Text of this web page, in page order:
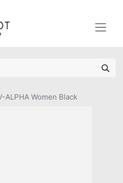
ALPHA Women Black